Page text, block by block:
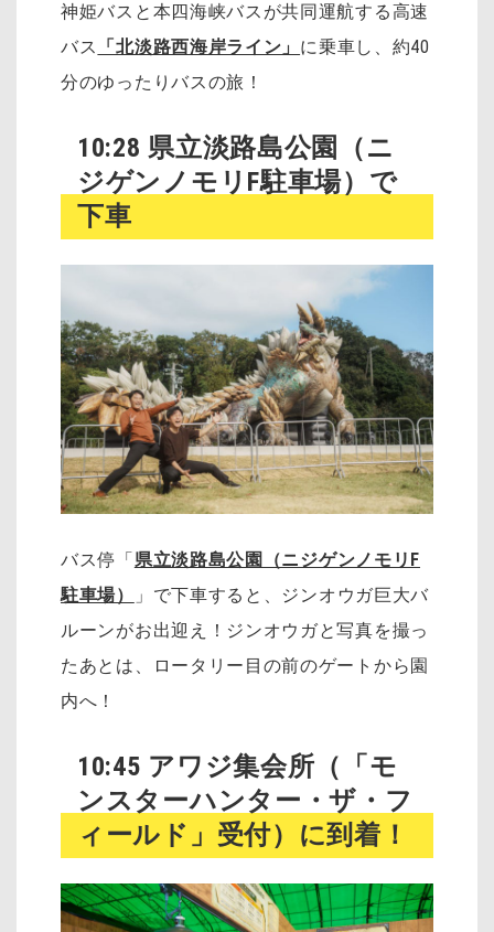
神姫バスと本四海峡バスが共同運航する高速
バス 「北淡路西海岸ライン」 に乗車し、約40
分のゆったりバスの旅！
10:28 県立淡路島公園（ニ
ジゲンノモリF駐車場）で
下車
バス停「県立淡路島公園（ニジゲンノモリF
駐車場）
」で下車すると、ジンオウガ巨大バ
ルーンがお出迎え！ジンオウガと写真を撮っ
たあとは、ロータリー目の前のゲートから園
内へ！
10:45 アワジ集会所（「モ
ンスターハンター・ザ・フ
ィールド」受付）に到着！